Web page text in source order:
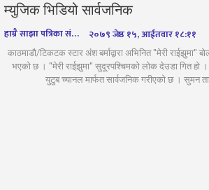
म्युजिक भिडियो सार्वजनिक
हाम्रै साझा पत्रिका संवाददाता २०७९ जेष्ठ १५, आईतवार १८:११
काठमाडौ/टिकटक स्टार अंश बर्माद्वारा अभिनित "मेरी राईझुमा"
भएको छ । "मेरी राईझुमा" सुदूरपश्चिमको लोक देउडा गित हो ।
युटुब च्यानल मार्फत सार्वजनिक गरीएको छ । सुमन